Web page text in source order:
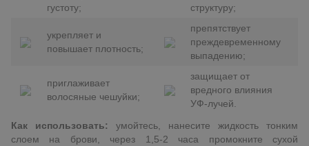
густоту;
структуру;
укрепляет и
повышает плотность;
препятствует
преждевременному
выпадению;
приглаживает
волосяные чешуйки;
защищает от
вредного влияния
УФ-лучей.
Как использовать:
умойтесь, нанесите жидкость тонким
слоем на брови, через 1,5-2 часа промокните сухой